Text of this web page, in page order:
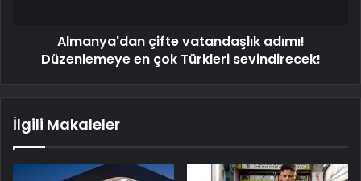
Almanya'dan çifte vatandaşlık adımı!
Düzenlemeye en çok Türkleri sevindirecek!
İlgili Makaleler